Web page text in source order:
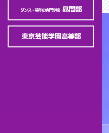
ダンス・芸能の専門学校 昼間部
東京芸能学園高等部